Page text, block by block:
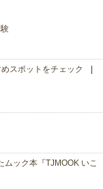
スポットをチェック
ムック本『TJMOOK いこ